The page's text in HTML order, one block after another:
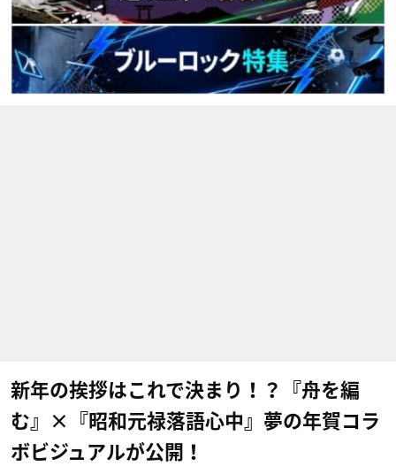
新年の挨拶はこれで決まり！？『舟を編
む』×『昭和元禄落語心中』夢の年賀コラ
ボビジュアルが公開！